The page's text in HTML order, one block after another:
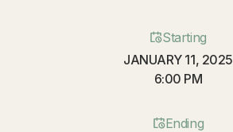
Starting
JANUARY 11, 2025
6:00 PM
Ending